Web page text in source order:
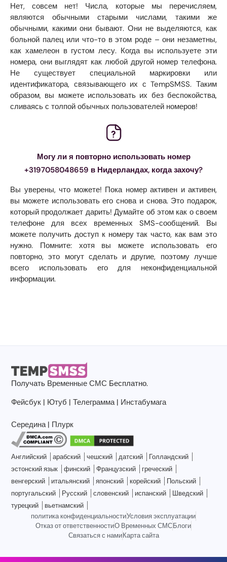
Нет, совсем нет! Числа, которые мы перечисляем,
являются обычными старыми числами, такими же
обычными, какими они бывают. Они не выделяются, как
больной палец или что-то в этом роде – они незаметны,
как хамелеон в густом лесу. Когда вы используете эти
номера, они выглядят как любой другой номер телефона.
Не существует специальной маркировки или
идентификатора, связывающего их с TempSMSS. Таким
образом, вы можете использовать их без беспокойства,
сливаясь с толпой обычных пользователей номеров!
Могу ли я повторно использовать номер
+3197058048659 в Нидерландах, когда захочу?
Вы уверены, что можете! Пока номер активен и активен,
вы можете использовать его снова и снова. Это подарок,
который продолжает дарить! Думайте об этом как о своем
телефоне для всех временных SMS-сообщений. Вы
можете получить доступ к номеру так часто, как вам это
нужно. Помните: хотя вы можете использовать его
повторно, это могут сделать и другие, поэтому лучше
всего использовать его для неконфиденциальной
информации.
Получать Временные СМС Бесплатно.
Фейсбук | Ютуб |Телеграмма| Инстабумага
Середина| Плурк
Английский арабский чешский датский
Голландский
эстонский язык
финский Французский
греческий
венгерский
итальянский японский корейский
Польский
португальский
Русский словенский испанский
Шведский
турецкий
вьетнамский
политика конфиденциальностиУсловия эксплуатации
Отказ от ответственностиО Временных СМСБлоги
Связаться с намиКарта сайта